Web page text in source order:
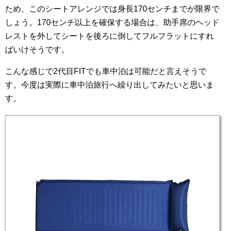
ため、このシートアレンジでは身長170センチまでが限界で
しょう。170センチ以上を確保する場合は、助手席のヘッド
レストを外してシートを後ろに倒してフルフラットにすれ
ばいけそうです。
こんな感じで2代目FITでも車中泊は可能だと言えそうで
す。今度は実際に車中泊旅行へ繰り出してみたいと思いま
す。